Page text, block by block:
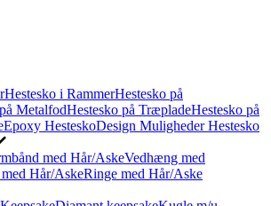
Hestesko i RammerHestesko på
MetalfodHestesko på TræpladeHestesko på
Epoxy HesteskoDesign Muligheder Hestesko
med Hår/AskeVedhæng med
Hår/AskeRinge med Hår/Aske